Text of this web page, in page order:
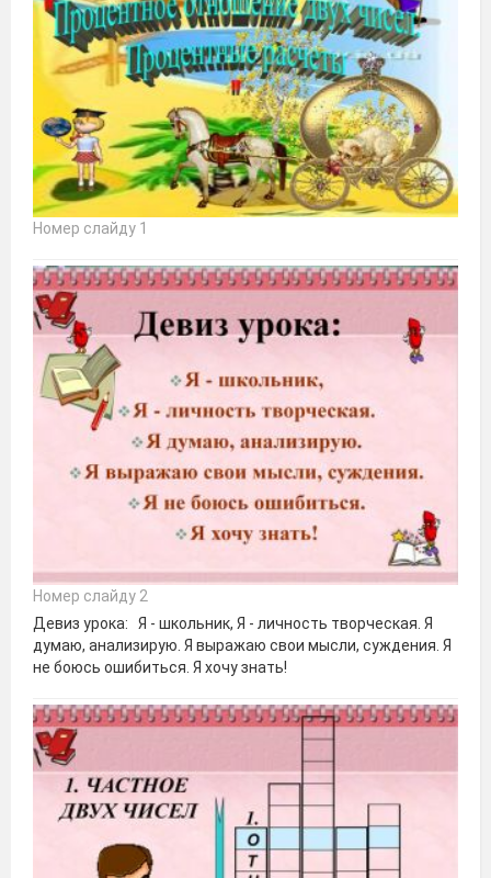
Номер слайду 1
Номер слайду 2
Девиз урока: Я - школьник, Я - личность творческая. Я
думаю, анализирую. Я выражаю свои мысли, суждения. Я
не боюсь ошибиться. Я хочу знать!